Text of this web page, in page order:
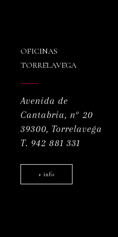
OFICINAS
TORRELAVEGA
Avenida de
Cantabria, nº 20
39300, Torrelavega
T. 942 881 331
+ info